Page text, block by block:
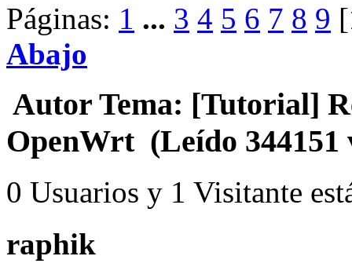
Páginas: 1 ... 3 4 5 6 7 8 9 [
Abajo
Autor Tema: [Tutorial]
OpenWrt (Leído 344151
0 Usuarios y 1 Visitante
raphik